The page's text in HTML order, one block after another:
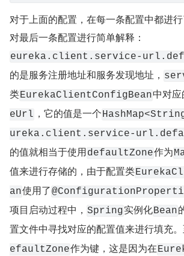
对于上面的配置，在每一条配置中都进
对最后一条配置进行简单解释：
eureka.client.service-
的是服务注册地址和服务发现地址，
类EurekaClientConfigBean中对
eUrl ，它的值是一个
ureka.client.service-
的值就相当于使用defaultZone作为
值来进行存储的，由于配置类
an使用了
项目启动过程中， Spring实例化Bean
置文件中寻找对应的配置值来进行填充
efaultZone作为键，这是因为在